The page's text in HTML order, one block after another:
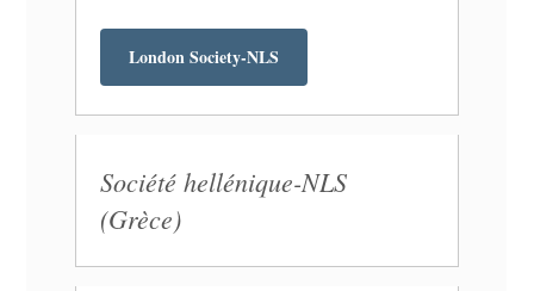
London Society-NLS
Société hellénique-NLS
(Grèce)